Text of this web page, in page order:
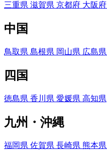
三重県 滋賀県 京都府 大阪府
中国
鳥取県 島根県 岡山県 広島県
四国
徳島県 香川県 愛媛県 高知県
九州・沖縄
福岡県 佐賀県 長崎県 熊本県